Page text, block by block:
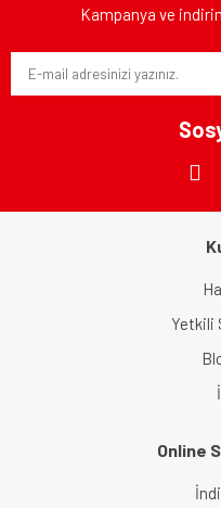
Kampanya ve
Yetkili
Online